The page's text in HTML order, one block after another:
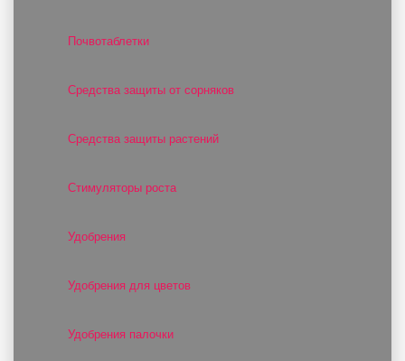
Почвотаблетки
Средства защиты от сорняков
Средства защиты растений
Стимуляторы роста
Удобрения
Удобрения для цветов
Удобрения палочки